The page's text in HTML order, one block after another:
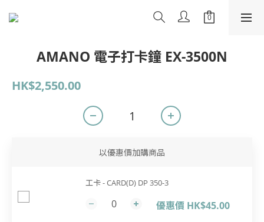
AMANO 電子打卡鐘 EX-3500N
HK$2,550.00
以優惠價加購商品
工卡 - CARD(D) DP 350-3
優惠價 HK$45.00